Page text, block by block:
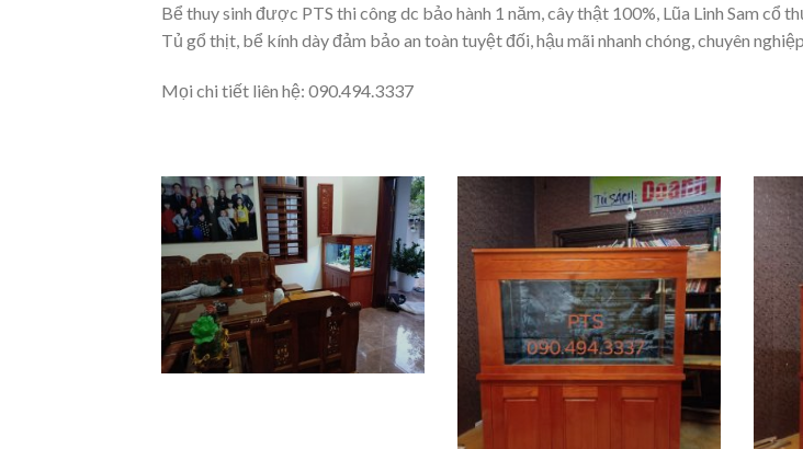
Bể thuy sinh được PTS thi công dc bảo hành 1 năm, cây thật 100%, Lũa Linh Sam cổ
Tủ gổ thịt, bể kính dày đảm bảo an toàn tuyệt đối, hậu mãi nhanh chóng, chuyên nghiệp
Mọi chi tiết liên hệ: 090.494.3337